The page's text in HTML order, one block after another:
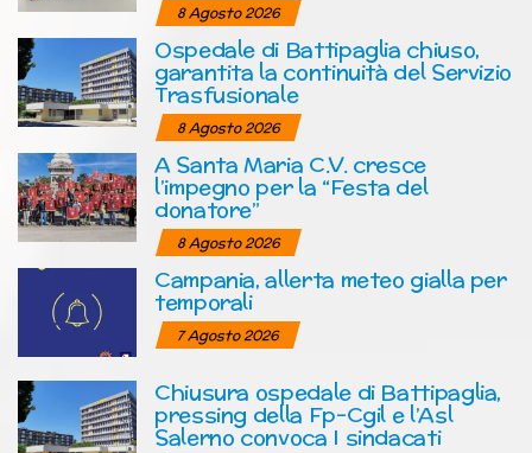
8 Agosto 2026
Ospedale di Battipaglia chiuso,
garantita la continuità del Servizio
Trasfusionale
8 Agosto 2026
A Santa Maria C.V. cresce
l’impegno per la “Festa del
donatore”
8 Agosto 2026
Campania, allerta meteo gialla per
temporali
7 Agosto 2026
Chiusura ospedale di Battipaglia,
pressing della Fp-Cgil e l’Asl
Salerno convoca I sindacati